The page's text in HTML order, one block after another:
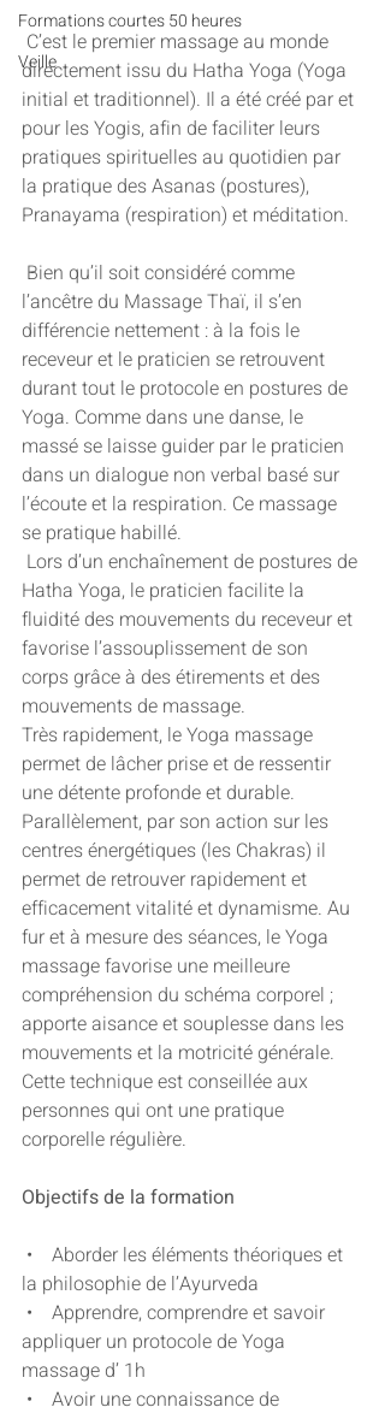
Formations courtes 50 heures
Veille
directement issu du Hatha Yoga (Yoga
initial et traditionnel). Il a été créé par et
pour les Yogis, afin de faciliter leurs
pratiques spirituelles au quotidien par
la pratique des Asanas (postures),
Pranayama (respiration) et méditation.
l’ancêtre du Massage Thaï, il s’en
différencie nettement : à la fois le
receveur et le praticien se retrouvent
durant tout le protocole en postures de
Yoga. Comme dans une danse, le
massé se laisse guider par le praticien
dans un dialogue non verbal basé sur
l’écoute et la respiration. Ce massage
se pratique habillé.
Hatha Yoga, le praticien facilite la
fluidité des mouvements du receveur et
favorise l’assouplissement de son
corps grâce à des étirements et des
mouvements de massage.
Très rapidement, le Yoga massage
permet de lâcher prise et de ressentir
une détente profonde et durable.
Parallèlement, par son action sur les
centres énergétiques (les Chakras) il
permet de retrouver rapidement et
efficacement vitalité et dynamisme. Au
fur et à mesure des séances, le Yoga
massage favorise une meilleure
compréhension du schéma corporel ;
apporte aisance et souplesse dans les
mouvements et la motricité générale.
Cette technique est conseillée aux
personnes qui ont une pratique
corporelle régulière.
Objectifs de la formation
la philosophie de l’Ayurveda
appliquer un protocole de Yoga
massage d’ 1h